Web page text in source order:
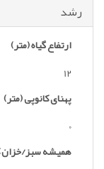
رشد
ارتفاع گیاه (متر)
12
پهنای کانوپی (متر)
0
همیشه سبز/خزان